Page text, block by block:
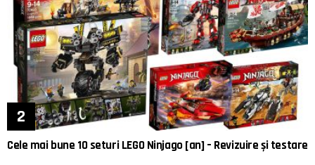
Cele mai bune 10 seturi LEGO Ninjago [an] – Revizuire și testare